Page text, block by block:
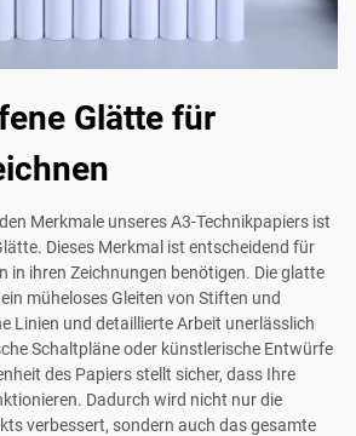
Glätte für
Merkmale unseres A3-Technikpapiers ist
Dieses Merkmal ist entscheidend für
in ihren Zeichnungen benötigen. Die glatte
müheloses Gleiten von Stiften und
Linien und detaillierte Arbeit unerlässlich
Schaltpläne oder künstlerische Entwürfe
des Papiers stellt sicher, dass Ihre
Dadurch wird nicht nur die
verbessert, sondern auch das gesamte